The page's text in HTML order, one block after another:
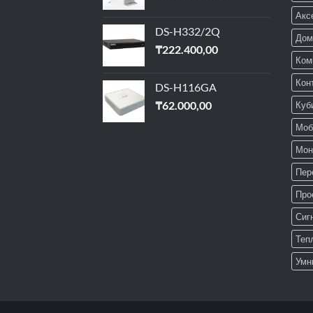
DS-H332/2Q
₸222.400,00
DS-H116GA
₸62.000,00